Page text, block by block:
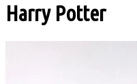
Harry Potter